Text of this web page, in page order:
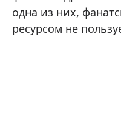
одна из них,
ресурсом не